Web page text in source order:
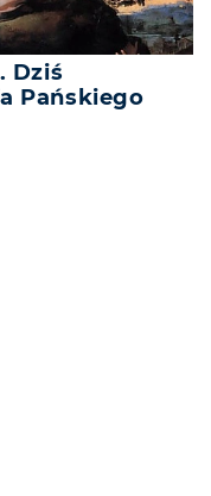
Dziś
Pańskiego